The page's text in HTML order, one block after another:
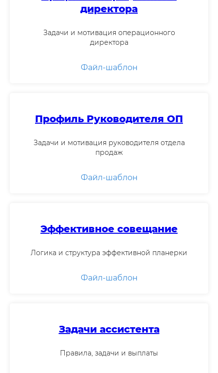
директора
Задачи и мотивация операционного
директора
Файл-шаблон
Профиль Руководителя ОП
Задачи и мотивация руководителя отдела
продаж
Файл-шаблон
Эффективное совещание
Логика и структура эффективной планерки
Файл-шаблон
Задачи ассистента
Правила, задачи и выплаты